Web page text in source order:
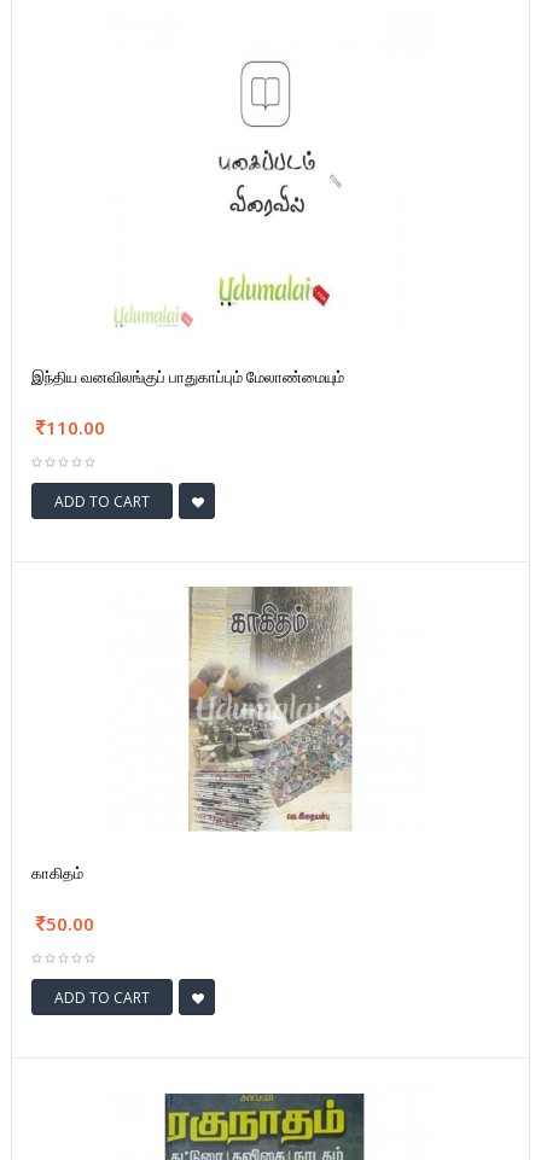
இந்திய வனவிலங்குப் பாதுகாப்பும் மேலாண்மையும்
110.00
ADD TO CART
காகிதம்
50.00
ADD TO CART